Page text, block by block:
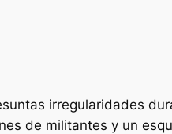
irregularidades
de militantes y un